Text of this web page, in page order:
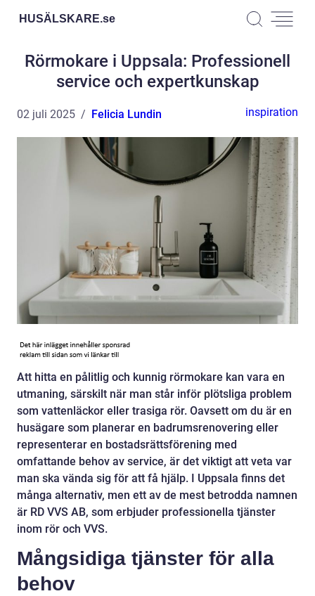
HUSÄLSKARE.se
Rörmokare i Uppsala: Professionell
service och expertkunskap
02 juli 2025 Felicia Lundin inspiration
Att hitta en pålitlig och kunnig rörmokare kan vara en
utmaning, särskilt när man står inför plötsliga problem
som vattenläckor eller trasiga rör. Oavsett om du är en
husägare som planerar en badrumsrenovering eller
representerar en bostadsrättsförening med
omfattande behov av service, är det viktigt att veta var
man ska vända sig för att få hjälp. I Uppsala finns det
många alternativ, men ett av de mest betrodda namnen
är RD VVS AB, som erbjuder professionella tjänster
inom rör och VVS.
Mångsidiga tjänster för alla
behov